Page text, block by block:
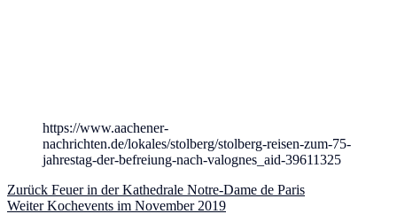
https://www.aachener-
nachrichten.de/lokales/stolberg/stolberg-reisen-zum-75-
jahrestag-der-befreiung-nach-valognes_aid-39611325
Beitragsnavigation
Zurück Vorheriger
Beitrag:
Feuer in der Kathedrale Notre-Dame de Paris
Weiter Nächster
Kochevents im November 2019